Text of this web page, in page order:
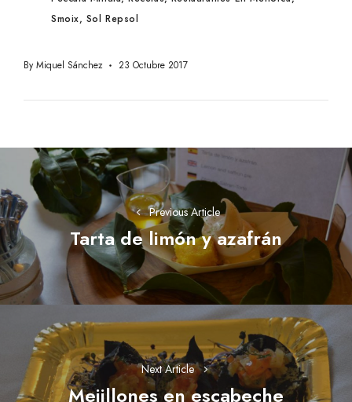
Smoix Sol Repsol
By Miquel Sánchez 23 Octubre 2017
Navegación
de
entradas
Previous Article
Previous
post:
Tarta de limón y azafrán
Next Article
Next
Mejillones en escabeche